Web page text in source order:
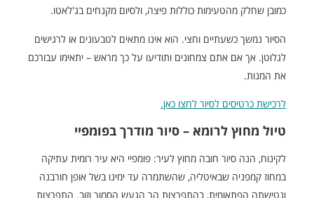
כמובן שחלק מהטעימות כוללות פיצה, ולסיום מקנחים בג'לאטו.
הסיור נמשך כשעתיים וחצי. הוא אינו מתאים לטבעונים או לרגישים
לגלוטן. אך אם אתם צמחונים ותודיעו על כך מראש – יתאימו עבורכם
את המנות.
לרכישת כרטיסים לסיור לחצו כאן.
טיול מחוץ לרומא – סיור מודרך בפומפיי
לקינוח, הנה סיור חובה מחוץ לעיר: פומפיי היא עיר רומית עתיקה
במחוז קמפניה שבאיטליה, שהשתמרה עד ימינו בשל אופן חורבנה
ונטישתה הפתאומית, בהתפרצות הר הגעש הסמוך וזוב. התפרצות